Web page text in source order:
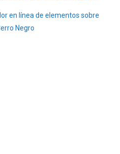
en línea de elementos sobre
Negro